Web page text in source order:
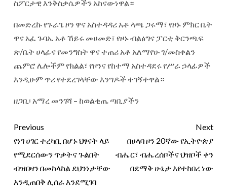
ስፖርታዊ እንቅስቃሴዎችን አከናውነዋል።
በመድረኩ የጉራጌ ዞን ዋና አስተዳዳሪ አቶ ላጫ ጋሩማ፣ የዞኑ ምክር ቤት
ዋና አፈ ጉባኤ አቶ ኸይሩ መሀመድ፣ የዞኑ ብልፅግና ፓርቲ ቅርንጫፍ
ጽ/ቤት ሀላፊና የመንግስት ዋና ተጠሪ አቶ አለማየሁ ገ/መስቀልን
ጨምሮ ሌሎችም የክልል፣ የዞንና የከተማ አስተዳደሩ የሥራ ኃላፊዎች
እንዲሁም ጥሪ የተደረገላቸው እንግዶች ተገኝተዋል።
ዘጋቢ፡ አማረ መንገሻ – ከወልቂጤ ጣቢያችን
Previous
የነገ ሀገር ተረካቢ በሆኑ ህፃናት ላይ
የሚደርሰውን ጥቃትና ጉልበት
ብዝበዛን በመከላከል ደህንነታቸው
እንዲጠበቅ ሊሰራ እንደሚገባ
Next
በሀላባ ዞን 20ኛው የኢትዮጵያ
ብሔር፣ ብሔረሰቦችና ህዝቦች ቀን
በደማቅ ሁኔታ እየተከበረ ነው